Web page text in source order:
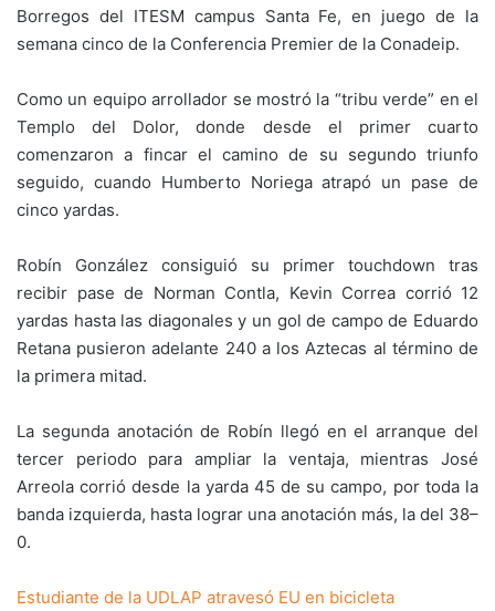
Borregos del ITESM campus Santa Fe, en juego de la
semana cinco de la Conferencia Premier de la Conadeip.
Como un equipo arrollador se mostró la “tribu verde” en el
Templo del Dolor, donde desde el primer cuarto
comenzaron a fincar el camino de su segundo triunfo
seguido, cuando Humberto Noriega atrapó un pase de
cinco yardas.
Robín González consiguió su primer touchdown tras
recibir pase de Norman Contla, Kevin Correa corrió 12
yardas hasta las diagonales y un gol de campo de Eduardo
Retana pusieron adelante 240 a los Aztecas al término de
la primera mitad.
La segunda anotación de Robín llegó en el arranque del
tercer periodo para ampliar la ventaja, mientras José
Arreola corrió desde la yarda 45 de su campo, por toda la
banda izquierda, hasta lograr una anotación más, la del 38–
0.
Estudiante de la UDLAP atravesó EU en bicicleta